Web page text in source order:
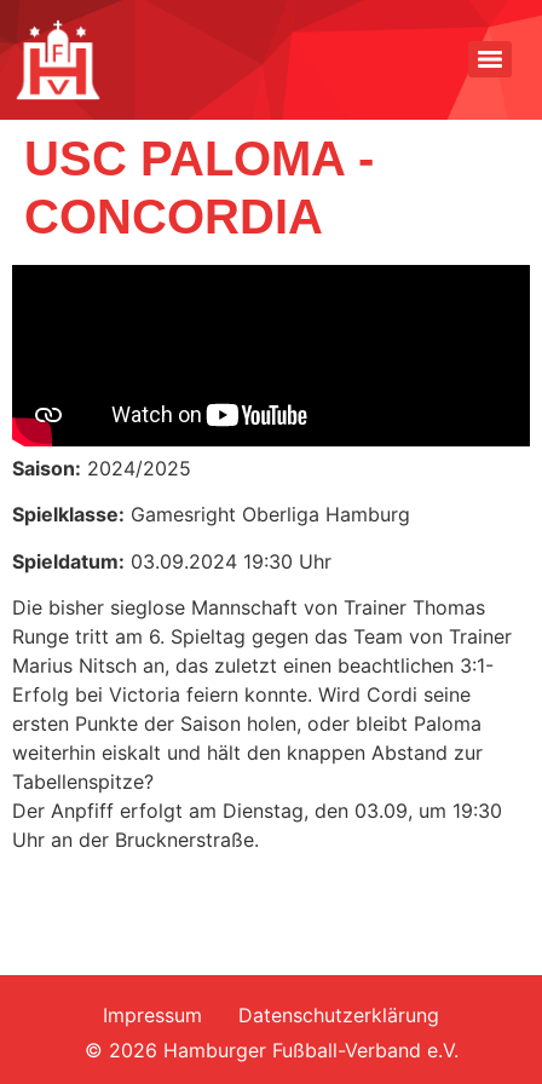
USC PALOMA -
CONCORDIA
Saison: 2024/2025
Spielklasse: Gamesright Oberliga Hamburg
Spieldatum: 03.09.2024 19:30 Uhr
Die bisher sieglose Mannschaft von Trainer Thomas
Runge tritt am 6. Spieltag gegen das Team von Trainer
Marius Nitsch an, das zuletzt einen beachtlichen 3:1-
Erfolg bei Victoria feiern konnte. Wird Cordi seine
ersten Punkte der Saison holen, oder bleibt Paloma
weiterhin eiskalt und hält den knappen Abstand zur
Tabellenspitze?
Der Anpfiff erfolgt am Dienstag, den 03.09, um 19:30
Uhr an der Brucknerstraße.
Impressum
Datenschutzerklärung
© 2026 Hamburger Fußball-Verband e.V.